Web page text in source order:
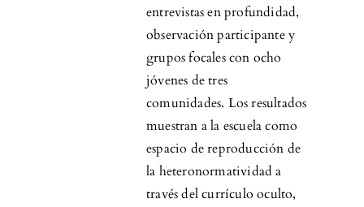
entrevistas en profundidad,
observación participante y
grupos focales con ocho
jóvenes de tres
comunidades. Los resultados
muestran a la escuela como
espacio de reproducción de
la heteronormatividad a
través del currículo oculto,